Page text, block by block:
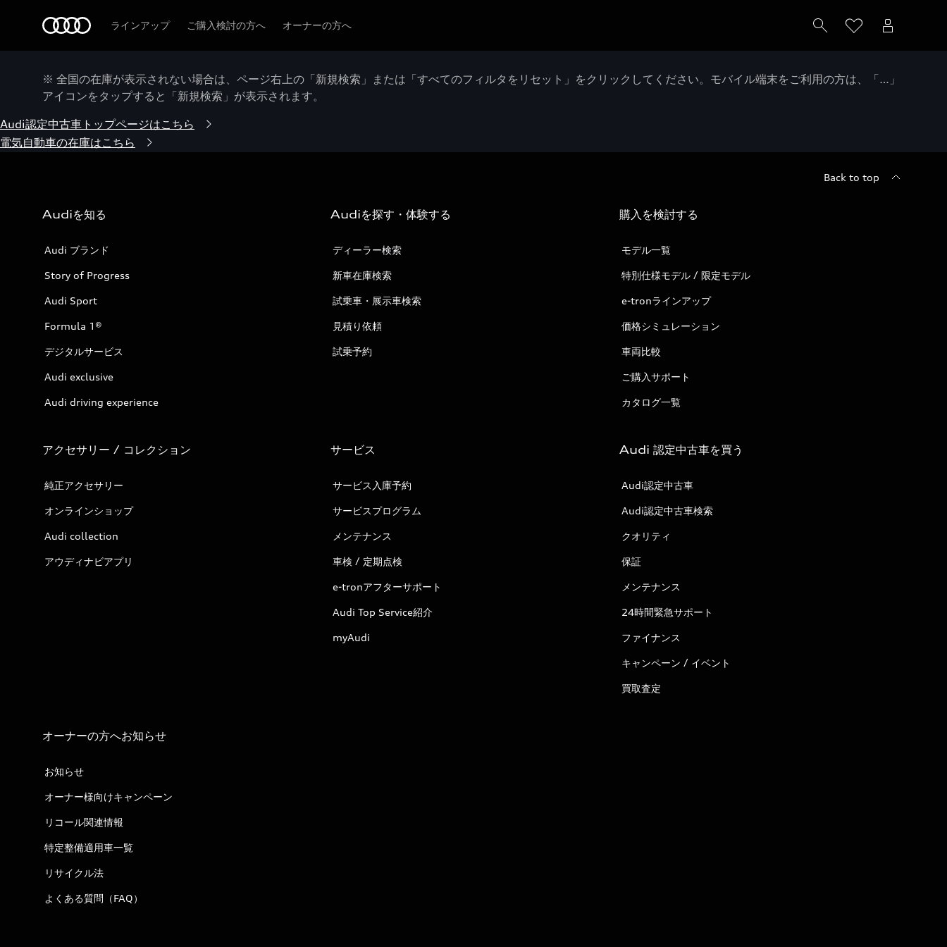
ラインアップ ご購入検討の方へ オーナーの方へ
※ 全国の在庫が表示されない場合は、ページ右上の「新規検索」または「すべてのフィルタをリセット」をクリックしてください。モバイル端末をご利用の方は、「…」
アイコンをタップすると「新規検索」が表示されます。
Audi認定中古車トップページはこちら
電気自動車の在庫はこちら
Back to top
Audiを知る
Audi ブランド
Story of Progress
Audi Sport
Formula 1®
デジタルサービス
Audi exclusive
Audi driving experience
Audiを探す・体験する
ディーラー検索
新車在庫検索
試乗車・展示車検索
見積り依頼
試乗予約
購入を検討する
モデル一覧
特別仕様モデル / 限定モデル
e-tronラインアップ
価格シミュレーション
車両比較
ご購入サポート
カタログ一覧
アクセサリー / コレクション
純正アクセサリー
オンラインショップ
Audi collection
アウディナビアプリ
サービス
サービス入庫予約
サービスプログラム
メンテナンス
車検 / 定期点検
e-tronアフターサポート
Audi Top Service紹介
myAudi
Audi 認定中古車を買う
Audi認定中古車
Audi認定中古車検索
クオリティ
保証
メンテナンス
24時間緊急サポート
ファイナンス
キャンペーン / イベント
買取査定
オーナーの方へお知らせ
お知らせ
オーナー様向けキャンペーン
リコール関連情報
特定整備適用車一覧
リサイクル法
よくある質問（FAQ）